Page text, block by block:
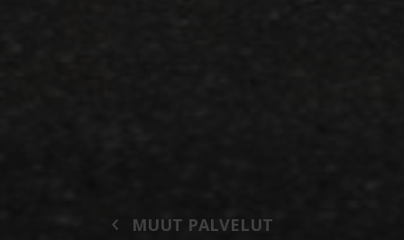
MUUT PALVELUT